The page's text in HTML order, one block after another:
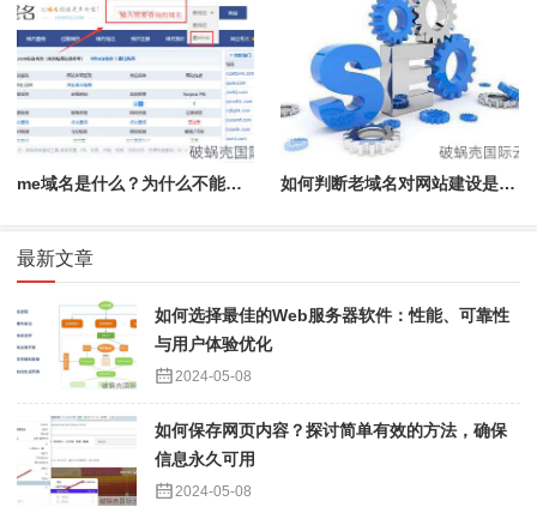
me域名是什么？为什么不能注册了？详解.me域名的背后故事和限制 如何判断老域名对网站建设是否有效益？注册年限并不是唯一标准
最新文章
如何选择最佳的Web服务器软件：性能、可靠性
与用户体验优化
2024-05-08
如何保存网页内容？探讨简单有效的方法，确保
信息永久可用
2024-05-08